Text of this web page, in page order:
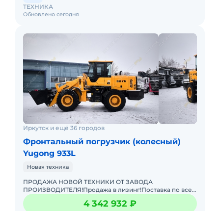
Обновлено сегодня
ТЕХНИКА
Иркутск и ещё 36 городов
Фронтальный погрузчик (колесный)
Yugong 933L
Новая техника
ПРОДАЖА НОВОЙ ТЕХНИКИ ОТ ЗАВОДА
ПРОИЗВОДИТЕЛЯ!Продажа в лизинг!Поставка по всей
РФ!Гарантия!Доставка по РФ!Цена с НДС!
Фронтальный погрузчик Yugong 933 с быстр
4 342 932 ₽